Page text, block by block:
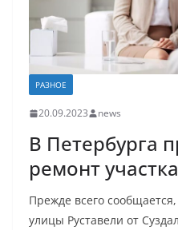
РАЗНОЕ
20.09.2023 news
В Петербурга
ремонт
Прежде всего
улицы Руставели от